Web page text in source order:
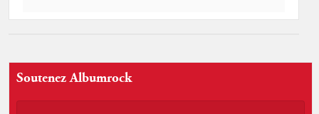
Soutenez Albumrock